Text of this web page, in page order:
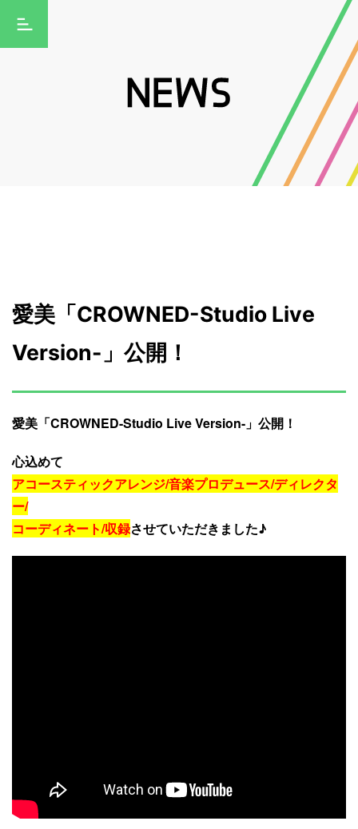
愛美「CROWNED-Studio Live
Version-」公開！
愛美「CROWNED-Studio Live Version-」公開！
心込めて
アコースティックアレンジ/音楽プロデュース/ディレクタ
ー/
コーディネート/収録させていただきました♪